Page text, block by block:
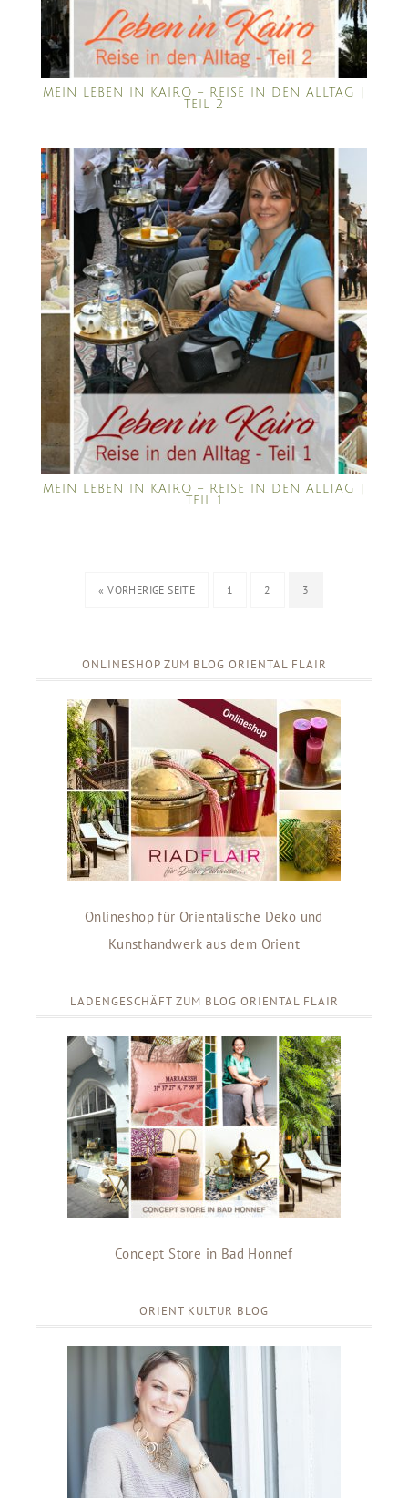
MEIN LEBEN IN KAIRO – REISE IN DEN ALLTAG |
TEIL 2
MEIN LEBEN IN KAIRO – REISE IN DEN ALLTAG |
TEIL 1
« VORHERIGE SEITE 1 2 3
ONLINESHOP ZUM BLOG ORIENTAL FLAIR
Onlineshop für Orientalische Deko und
Kunsthandwerk aus dem Orient
LADENGESCHÄFT ZUM BLOG ORIENTAL FLAIR
Concept Store in Bad Honnef
ORIENT KULTUR BLOG